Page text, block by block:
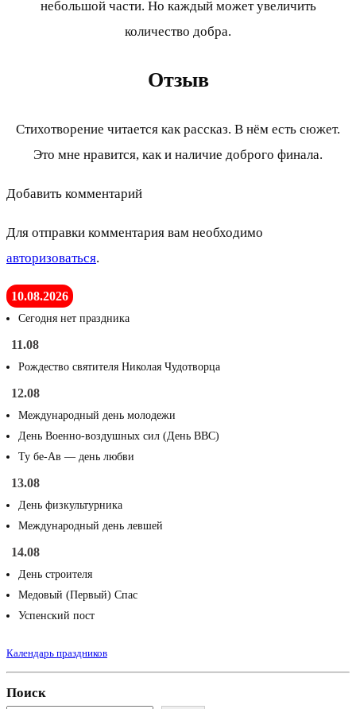
небольшой части. Но каждый может увеличить
количество добра.
Отзыв
Стихотворение читается как рассказ. В нём есть сюжет.
Это мне нравится, как и наличие доброго финала.
Добавить комментарий
Для отправки комментария вам необходимо
авторизоваться.
10.08.2026
Сегодня нет праздника
11.08
Рождество святителя Николая Чудотворца
12.08
Международный день молодежи
День Военно-воздушных сил (День ВВС)
Ту бе-Ав — день любви
13.08
День физкультурника
Международный день левшей
14.08
День строителя
Медовый (Первый) Спас
Успенский пост
Календарь праздников
Поиск